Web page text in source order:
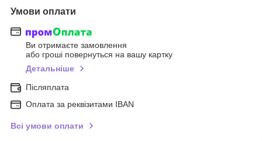
Умови оплати
Ви отримаєте замовлення
або гроші повернуться на вашу картку
Детальніше
Післяплата
Оплата за реквізитами IBAN
Всі умови оплати